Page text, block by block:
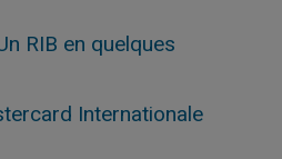
RIB en quelques
Internationale